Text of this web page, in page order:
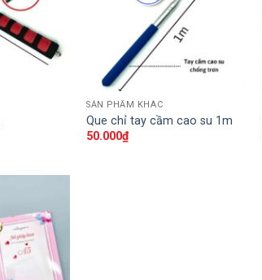
SẢN PHẨM KHÁC
Que chỉ tay cầm cao su 1m
50.000₫